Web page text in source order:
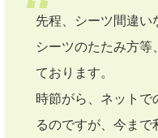
先程、シーツ間違い
シーツのたたみ方等
ております。
時節がら、ネットで
るのですが、今まで